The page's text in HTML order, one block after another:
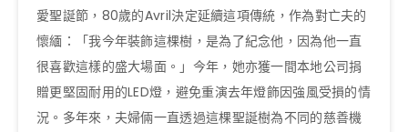
愛聖誕節，80歲的Avril決定延續這項傳統，作為對亡夫的
懷緬：「我今年裝飾這棵樹，是為了紀念他，因為他一直
很喜歡這樣的盛大場面。」今年，她亦獲一間本地公司捐
贈更堅固耐用的LED燈，避免重演去年燈飾因強風受損的情
況。多年來，夫婦倆一直透過這棵聖誕樹為不同的慈善機